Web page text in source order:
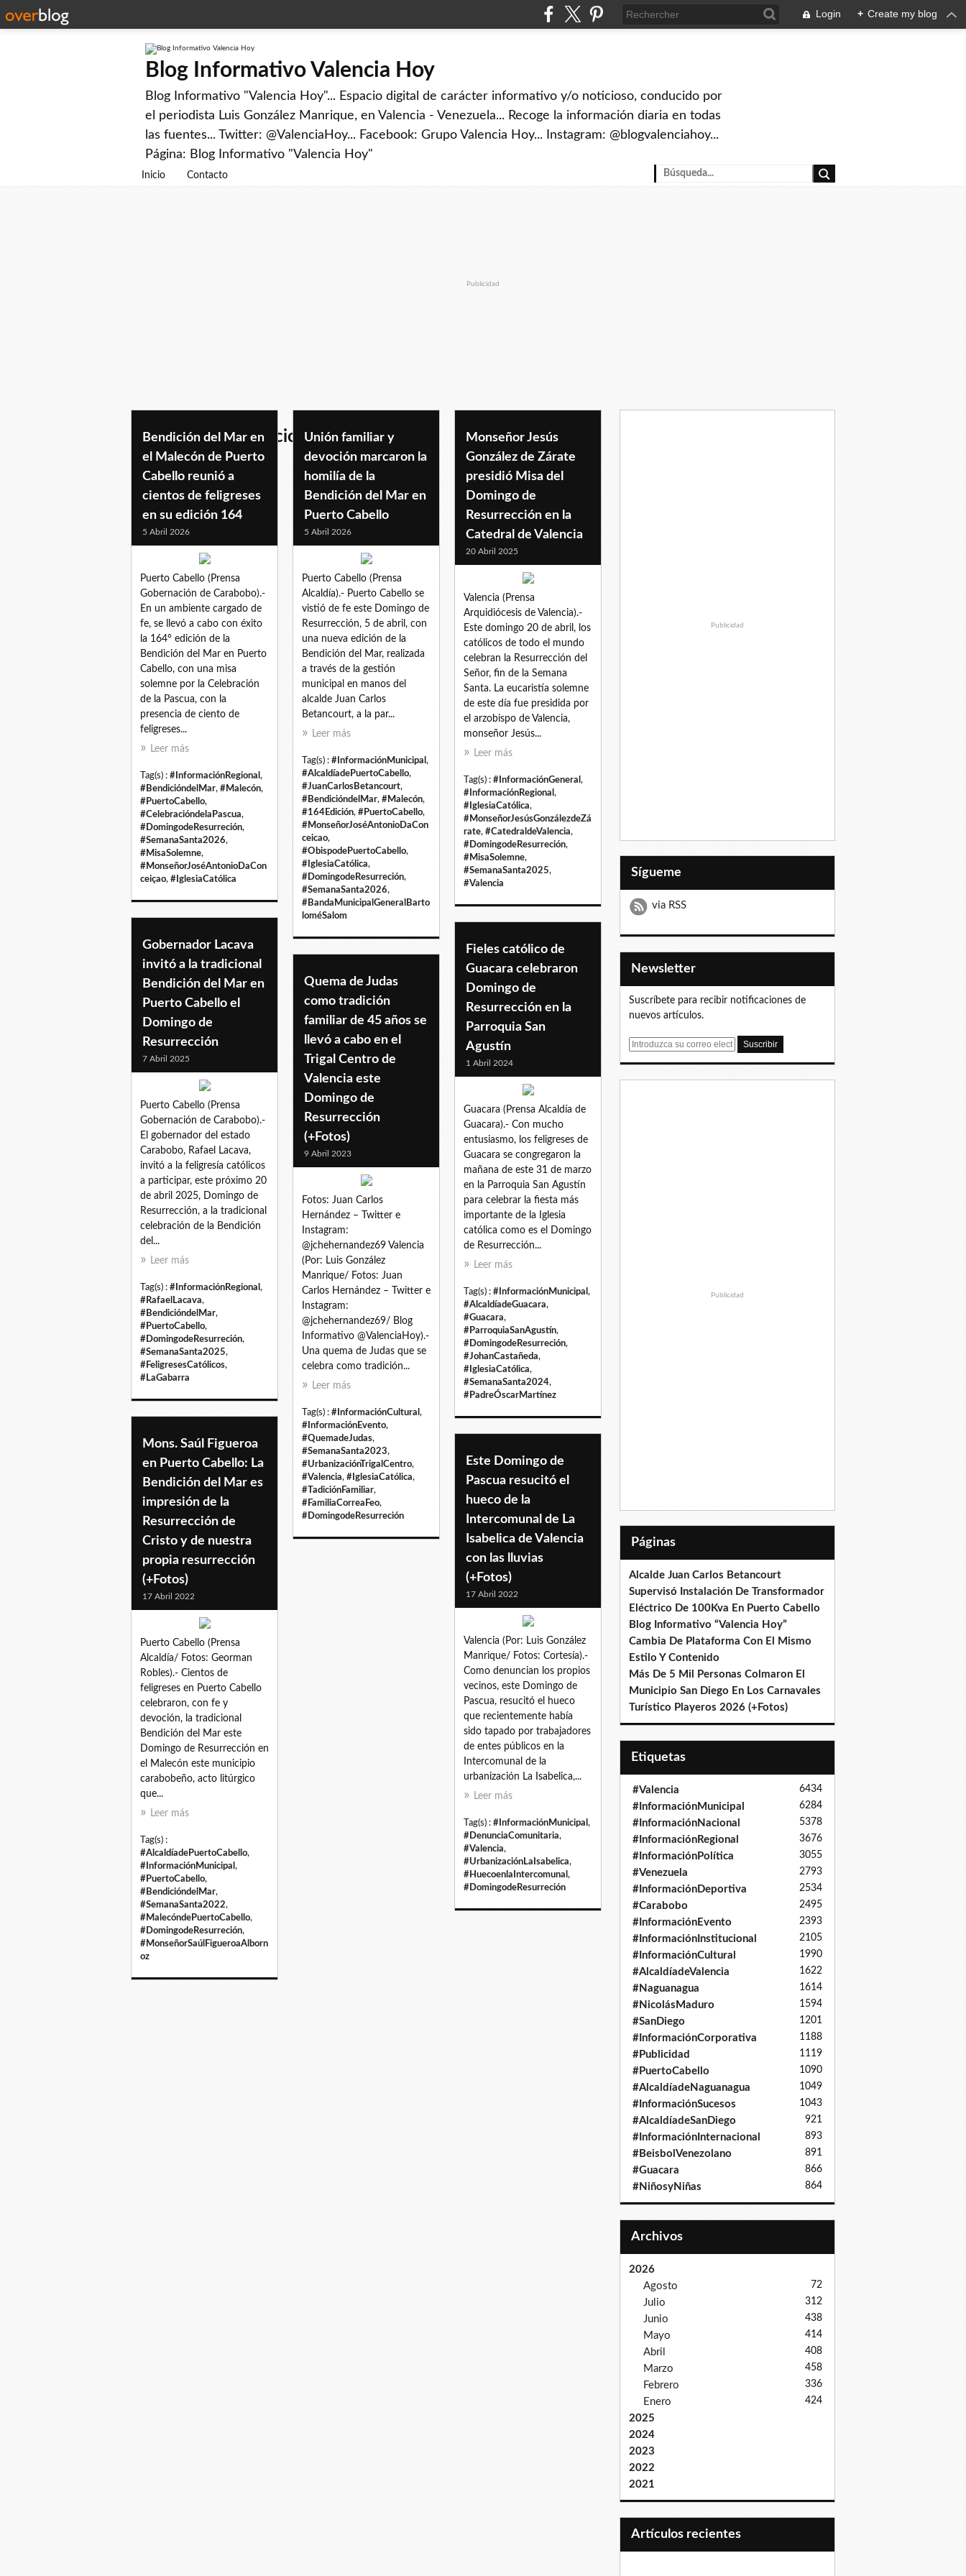
Login + Create my blog
Blog Informativo Valencia Hoy
Blog Informativo "Valencia Hoy"... Espacio digital de carácter informativo y/o noticioso, conducido por
el periodista Luis González Manrique, en Valencia - Venezuela... Recoge la información diaria en todas
las fuentes... Twitter: @ValenciaHoy... Facebook: Grupo Valencia Hoy... Instagram: @blogvalenciahoy...
Página: Blog Informativo "Valencia Hoy"
Inicio Contacto
Publicidad
domingoderesurrecion
Bendición del Mar en
el Malecón de Puerto
Cabello reunió a
cientos de feligreses
en su edición 164
5 Abril 2026
Puerto Cabello (Prensa
Gobernación de Carabobo).-
En un ambiente cargado de
fe, se llevó a cabo con éxito
la 164° edición de la
Bendición del Mar en Puerto
Cabello, con una misa
solemne por la Celebración
de la Pascua, con la
presencia de ciento de
feligreses...
Leer más
Tag(s) : #InformaciónRegional ,
#BendicióndelMar, #Malecón,
#PuertoCabello,
#CelebracióndelaPascua,
#DomingodeResurreción,
#SemanaSanta2026,
#MisaSolemne,
#MonseñorJoséAntonioDaCon
ceiçao, #IglesiaCatólica
Unión familiar y
devoción marcaron la
homilía de la
Bendición del Mar en
Puerto Cabello
5 Abril 2026
Puerto Cabello (Prensa
Alcaldía).- Puerto Cabello se
vistió de fe este Domingo de
Resurrección, 5 de abril, con
una nueva edición de la
Bendición del Mar, realizada
a través de la gestión
municipal en manos del
alcalde Juan Carlos
Betancourt, a la par...
Leer más
Tag(s) : #InformaciónMunicipal ,
#AlcaldíadePuertoCabello,
#JuanCarlosBetancourt,
#BendicióndelMar, #Malecón,
#164Edición, #PuertoCabello,
#MonseñorJoséAntonioDaCon
ceicao,
#ObispodePuertoCabello,
#IglesiaCatólica,
#DomingodeResurreción,
#SemanaSanta2026,
#BandaMunicipalGeneralBarto
loméSalom
Monseñor Jesús
González de Zárate
presidió Misa del
Domingo de
Resurrección en la
Catedral de Valencia
20 Abril 2025
Valencia (Prensa
Arquidiócesis de Valencia).-
Este domingo 20 de abril, los
católicos de todo el mundo
celebran la Resurrección del
Señor, fin de la Semana
Santa. La eucaristía solemne
de este día fue presidida por
el arzobispo de Valencia,
monseñor Jesús...
Leer más
Tag(s) : #InformaciónGeneral ,
#InformaciónRegional ,
#IglesiaCatólica,
#MonseñorJesúsGonzálezdeZá
rate, #CatedraldeValencia,
#DomingodeResurreción,
#MisaSolemne,
#SemanaSanta2025,
#Valencia
Gobernador Lacava
invitó a la tradicional
Bendición del Mar en
Puerto Cabello el
Domingo de
Resurrección
7 Abril 2025
Puerto Cabello (Prensa
Gobernación de Carabobo).-
El gobernador del estado
Carabobo, Rafael Lacava,
invitó a la feligresía católicos
a participar, este próximo 20
de abril 2025, Domingo de
Resurrección, a la tradicional
celebración de la Bendición
del...
Leer más
Tag(s) : #InformaciónRegional ,
#RafaelLacava,
#BendicióndelMar,
#PuertoCabello,
#DomingodeResurreción,
#SemanaSanta2025,
#FeligresesCatólicos,
#LaGabarra
Fieles católico de
Guacara celebraron
Domingo de
Resurrección en la
Parroquia San
Agustín
1 Abril 2024
Guacara (Prensa Alcaldía de
Guacara).- Con mucho
entusiasmo, los feligreses de
Guacara se congregaron la
mañana de este 31 de marzo
en la Parroquia San Agustín
para celebrar la fiesta más
importante de la Iglesia
católica como es el Domingo
de Resurrección...
Leer más
Tag(s) : #InformaciónMunicipal ,
#AlcaldíadeGuacara,
#Guacara,
#ParroquiaSanAgustín,
#DomingodeResurreción,
#JohanCastañeda,
#IglesiaCatólica,
#SemanaSanta2024,
#PadreÓscarMartínez
Quema de Judas
como tradición
familiar de 45 años se
llevó a cabo en el
Trigal Centro de
Valencia este
Domingo de
Resurrección
(+Fotos)
9 Abril 2023
Fotos: Juan Carlos
Hernández – Twitter e
Instagram:
@jchehernandez69 Valencia
(Por: Luis González
Manrique/ Fotos: Juan
Carlos Hernández – Twitter e
Instagram:
@jchehernandez69/ Blog
Informativo @ValenciaHoy).-
Una quema de Judas que se
celebra como tradición...
Leer más
Tag(s) : #InformaciónCultural ,
#InformaciónEvento,
#QuemadeJudas,
#SemanaSanta2023,
#UrbanizaciónTrigalCentro,
#Valencia, #IglesiaCatólica,
#TadiciónFamiliar,
#FamiliaCorreaFeo,
#DomingodeResurreción
Mons. Saúl Figueroa
en Puerto Cabello: La
Bendición del Mar es
impresión de la
Resurrección de
Cristo y de nuestra
propia resurrección
(+Fotos)
17 Abril 2022
Puerto Cabello (Prensa
Alcaldía/ Fotos: Georman
Robles).- Cientos de
feligreses en Puerto Cabello
celebraron, con fe y
devoción, la tradicional
Bendición del Mar este
Domingo de Resurrección en
el Malecón este municipio
carabobeño, acto litúrgico
que...
Leer más
Tag(s) :
#AlcaldíadePuertoCabello,
#InformaciónMunicipal ,
#PuertoCabello,
#BendicióndelMar,
#SemanaSanta2022,
#MalecóndePuertoCabello,
#DomingodeResurreción,
#MonseñorSaúlFigueroaAlborn
oz
Este Domingo de
Pascua resucitó el
hueco de la
Intercomunal de La
Isabelica de Valencia
con las lluvias
(+Fotos)
17 Abril 2022
Valencia (Por: Luis González
Manrique/ Fotos: Cortesía).-
Como denuncian los propios
vecinos, este Domingo de
Pascua, resucitó el hueco
que recientemente había
sido tapado por trabajadores
de entes públicos en la
Intercomunal de la
urbanización La Isabelica,...
Leer más
Tag(s) : #InformaciónMunicipal ,
#DenunciaComunitaria,
#Valencia,
#UrbanizaciónLaIsabelica,
#HuecoenlaIntercomunal ,
#DomingodeResurreción
Publicidad
Sígueme
via RSS
Newsletter
Suscríbete para recibir notificaciones de
nuevos artículos.
E
Publicidad
Páginas
Alcalde Juan Carlos Betancourt
Supervisó Instalación De Transformador
Eléctrico De 100Kva En Puerto Cabello
Blog Informativo “Valencia Hoy”
Cambia De Plataforma Con El Mismo
Estilo Y Contenido
Más De 5 Mil Personas Colmaron El
Municipio San Diego En Los Carnavales
Turístico Playeros 2026 (+Fotos)
Etiquetas
#Valencia 6434
#InformaciónMunicipal 6284
#InformaciónNacional 5378
#InformaciónRegional 3676
#InformaciónPolítica 3055
#Venezuela 2793
#InformaciónDeportiva 2534
#Carabobo 2495
#InformaciónEvento 2393
#InformaciónInstitucional 2105
#InformaciónCultural 1990
#AlcaldíadeValencia 1622
#Naguanagua 1614
#NicolásMaduro 1594
#SanDiego 1201
#InformaciónCorporativa 1188
#Publicidad 1119
#PuertoCabello 1090
#AlcaldíadeNaguanagua 1049
#InformaciónSucesos 1043
#AlcaldíadeSanDiego 921
#InformaciónInternacional 893
#BeisbolVenezolano 891
#Guacara 866
#NiñosyNiñas 864
Archivos
2026
Agosto
72
Julio 312
Junio 438
Mayo 414
Abril 408
Marzo 458
Febrero 336
Enero 424
2025
2024
2023
2022
2021
Artículos recientes